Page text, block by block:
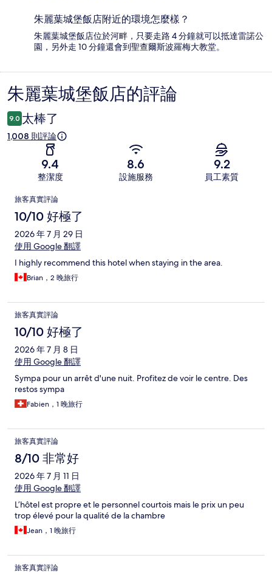
朱麗葉城堡飯店附近的環境怎麼樣？
朱麗葉城堡飯店位於河畔，只要走路 4 分鐘就可以抵達雷諾公
園，另外走 10 分鐘還會到聖查爾斯波羅梅大教堂。
評
論
朱麗葉城堡飯店的評論
9.0 太棒了
1,008 則評論
9.4
整潔度
8.6
設施服務
9.2
員工素質
評
論
旅客真實評論
10/10 好極了
2026 年 7 月 29 日
使用 Google 翻譯
I highly recommend this hotel when staying in the area.
Brian，2 晚旅行
旅客真實評論
10/10 好極了
2026 年 7 月 8 日
使用 Google 翻譯
Sympa pour un arrêt d'une nuit. Profitez de voir le centre. Des
restos sympa
Fabien，1 晚旅行
旅客真實評論
8/10 非常好
2026 年 7 月 11 日
使用 Google 翻譯
L’hôtel est propre et le personnel courtois mais le prix un peu
trop élevé pour la qualité de la chambre
Jean，1 晚旅行
旅客真實評論